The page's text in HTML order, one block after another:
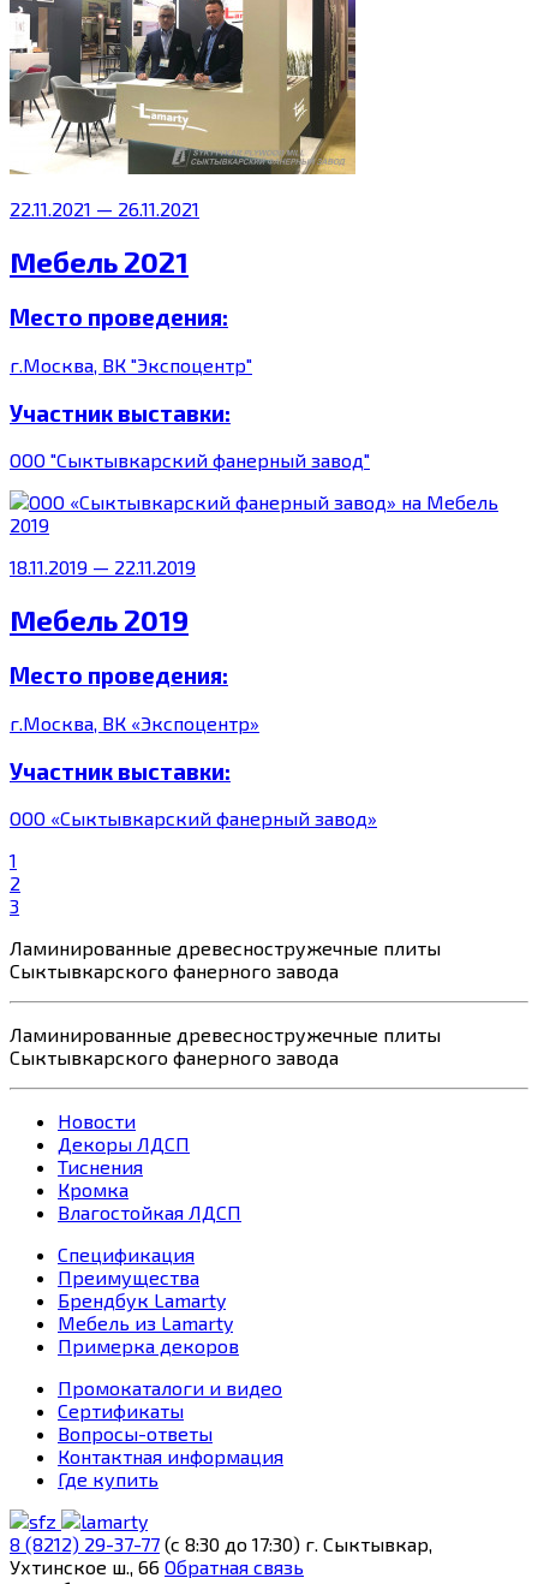
22.11.2021 — 26.11.2021
Мебель 2021
Место проведения:
г.Москва, ВК "Экспоцентр"
Участник выставки:
ООО "Сыктывкарский фанерный завод"
18.11.2019 — 22.11.2019
Мебель 2019
Место проведения:
г.Москва, ВК «Экспоцентр»
Участник выставки:
ООО «Сыктывкарский фанерный завод»
1
2
3
Ламинированные древесностружечные плиты
Сыктывкарского фанерного завода
Ламинированные древесностружечные плиты
Сыктывкарского фанерного завода
Новости
Декоры ЛДСП
Тиснения
Кромка
Влагостойкая ЛДСП
Спецификация
Преимущества
Брендбук Lamarty
Мебель из Lamarty
Примерка декоров
Промокаталоги и видео
Сертификаты
Вопросы-ответы
Контактная информация
Где купить
8 (8212) 29-37-77 (c 8:30 до 17:30) г. Сыктывкар,
Ухтинское ш., 66 Обратная связь